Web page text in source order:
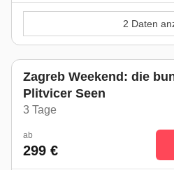
2 Daten
Zagreb Weekend: die
Plitvicer Seen
3 Tage
ab
299 €